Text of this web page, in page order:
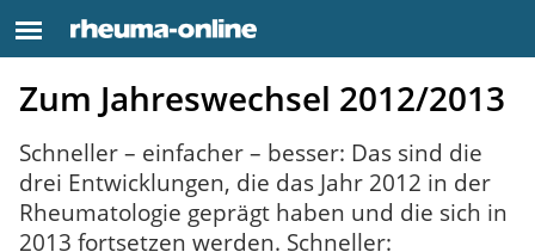
Zum Jahreswechsel 2012/2013
Schneller – einfacher – besser: Das sind die
drei Entwicklungen, die das Jahr 2012 in der
Rheumatologie geprägt haben und die sich in
2013 fortsetzen werden. Schneller: